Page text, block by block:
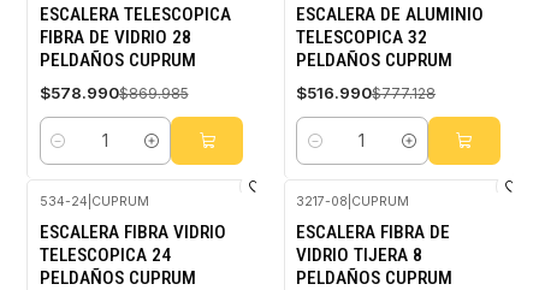
-33%
OFF
ESCALERA TELESCOPICA
FIBRA DE VIDRIO 28
PELDAÑOS CUPRUM
$578.990$869.985
Cantidad
-33%
OFF
ESCALERA DE ALUMINIO
TELESCOPICA 32
PELDAÑOS CUPRUM
$516.990$777.128
Cantidad
-33%
OFF
534-24 CUPRUM
ESCALERA FIBRA VIDRIO
TELESCOPICA 24
PELDAÑOS CUPRUM
-33%
OFF
3217-08 CUPRUM
ESCALERA FIBRA DE
VIDRIO TIJERA 8
PELDAÑOS CUPRUM